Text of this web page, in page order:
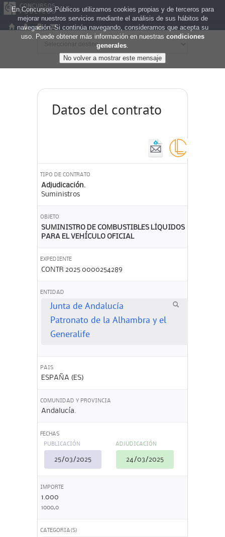
Datos del contrato
TIPO DE CONTRATO
Adjudicación.
Suministros
OBJETO
SUMINISTRO DE COMBUSTIBLES LÍQUIDOS
PARA EL VEHÍCULO OFICIAL
EXPEDIENTE
CONTR 2025 0000254289
ENTIDAD
Junta de Andalucía
Patronato de la Alhambra y el
Generalife
PAIS
ESPAÑA (ES)
COMUNIDAD Y PROVINCIA
Andalucía.
FECHAS
PUBLICACIÓN
25/03/2025
ADJUDICACIÓN
24/03/2025
IMPORTE
1.000
1000,0
CATEGORIA(S)
En Concursos Públicos utilizamos cookies propias y de terceros para
mejorar nuestros servicios mediante el análisis de sus hábitos de
navegación. Si continúa navegando, consideramos que acepta su
uso. Puede obtener más información en nuestras condiciones
generales.